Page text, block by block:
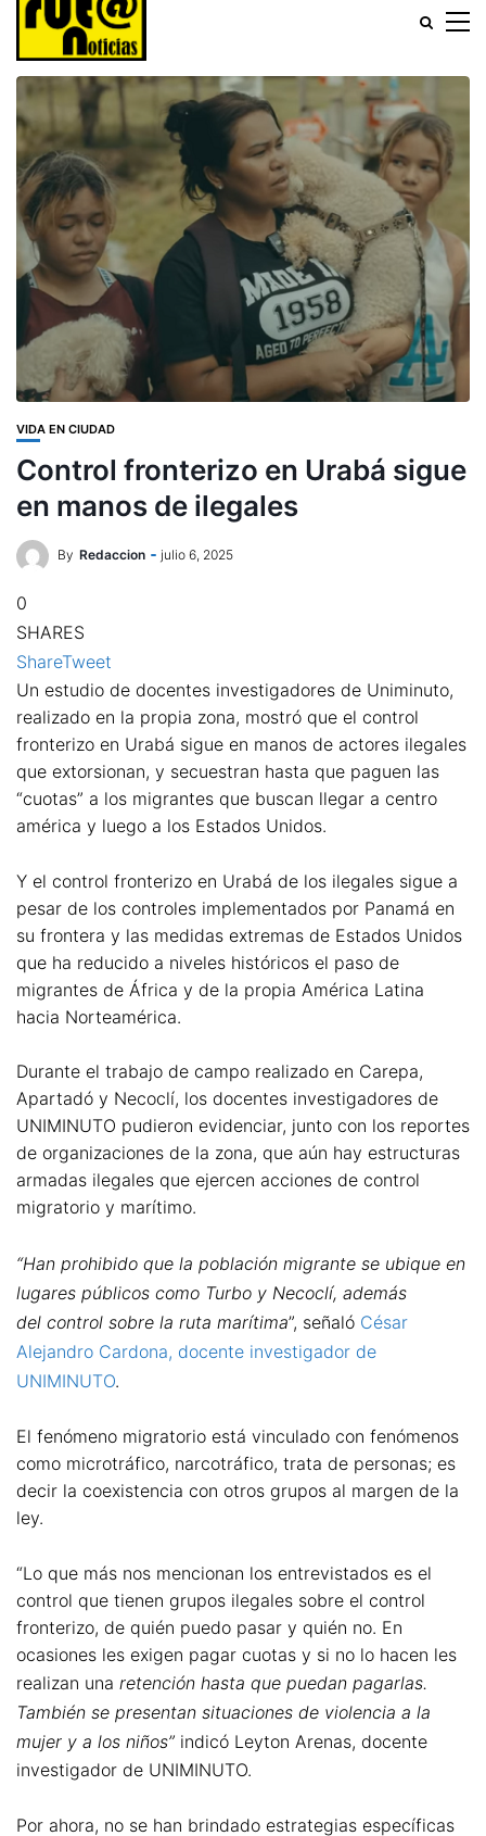
VIDA EN CIUDAD
Control fronterizo en Urabá sigue
en manos de ilegales
By Redaccion julio 6, 2025
0
SHARES
ShareTweet
Un estudio de docentes investigadores de Uniminuto,
realizado en la propia zona, mostró que el control
fronterizo en Urabá sigue en manos de actores ilegales
que extorsionan, y secuestran hasta que paguen las
“cuotas” a los migrantes que buscan llegar a centro
américa y luego a los Estados Unidos.
Y el control fronterizo en Urabá de los ilegales sigue a
pesar de los controles implementados por Panamá en
su frontera y las medidas extremas de Estados Unidos
que ha reducido a niveles históricos el paso de
migrantes de África y de la propia América Latina
hacia Norteamérica.
Durante el trabajo de campo realizado en Carepa,
Apartadó y Necoclí, los docentes investigadores de
UNIMINUTO pudieron evidenciar, junto con los reportes
de organizaciones de la zona, que aún hay estructuras
armadas ilegales que ejercen acciones de control
migratorio y marítimo.
“Han prohibido que la población migrante se ubique en
lugares públicos como Turbo y Necoclí, además
del control sobre la ruta marítima”, señaló César
Alejandro Cardona, docente investigador de
UNIMINUTO.
El fenómeno migratorio está vinculado con fenómenos
como microtráfico, narcotráfico, trata de personas; es
decir la coexistencia con otros grupos al margen de la
ley.
“Lo que más nos mencionan los entrevistados es el
control que tienen grupos ilegales sobre el control
fronterizo, de quién puedo pasar y quién no. En
ocasiones les exigen pagar cuotas y si no lo hacen les
realizan una retención hasta que puedan pagarlas.
También se presentan situaciones de violencia a la
mujer y a los niños” indicó Leyton Arenas, docente
investigador de UNIMINUTO.
Por ahora, no se han brindado estrategias específicas